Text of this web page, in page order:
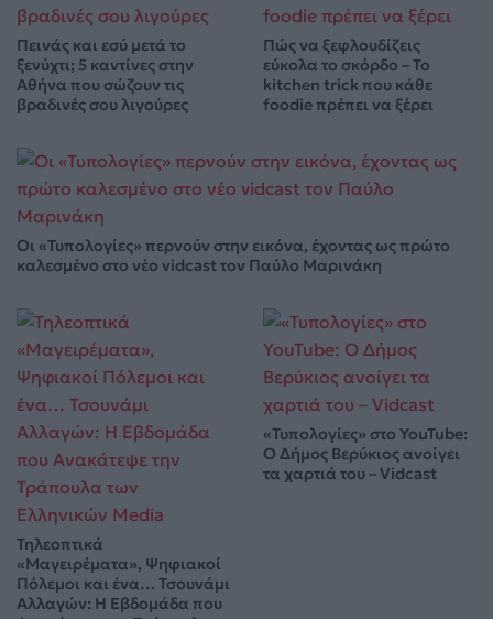
Πεινάς και εσύ μετά το
ξενύχτι; 5 καντίνες στην
Αθήνα που σώζουν τις
βραδινές σου λιγούρες
Πώς να ξεφλουδίζεις
εύκολα το σκόρδο – Το
kitchen trick που κάθε
foodie πρέπει να ξέρει
Οι «Τυπολογίες» περνούν στην εικόνα, έχοντας ως πρώτο
καλεσμένο στο νέο vidcast τον Παύλο Μαρινάκη
Τηλεοπτικά
«Μαγειρέματα», Ψηφιακοί
Πόλεμοι και ένα… Τσουνάμι
Αλλαγών: Η Εβδομάδα που
«Τυπολογίες» στο YouTube:
Ο Δήμος Βερύκιος ανοίγει
τα χαρτιά του – Vidcast